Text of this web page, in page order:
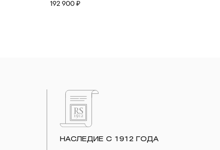
192 900 ₽
НАСЛЕДИЕ С 1912 ГОДА